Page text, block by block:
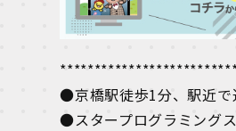
●京橋駅徒歩1分、駅近で
●スタープログラミング